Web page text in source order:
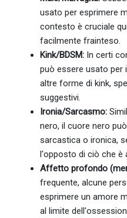
usato per esprimere
contesto è cruciale
facilmente frainteso.
Kink/BDSM: In certi
può essere usato per
altre forme di kink,
suggestivi.
Ironia/Sarcasmo:
nero, il cuore nero
sarcastica o ironica,
l'opposto di ciò che è
Affetto profondo
frequente, alcune
esprimere un amore
al limite